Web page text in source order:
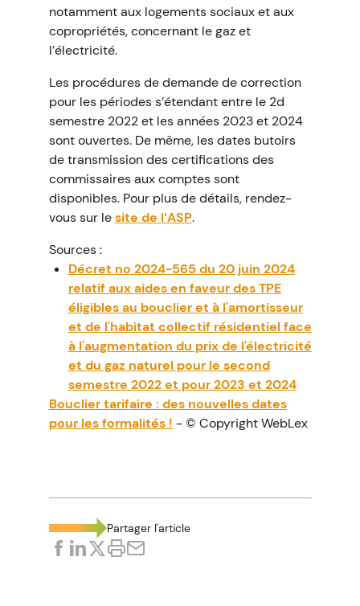
notamment aux logements sociaux et aux
copropriétés, concernant le gaz et
l’électricité.
Les procédures de demande de correction
pour les périodes s’étendant entre le 2d
semestre 2022 et les années 2023 et 2024
sont ouvertes. De même, les dates butoirs
de transmission des certifications des
commissaires aux comptes sont
disponibles. Pour plus de détails, rendez-
vous sur lesite de l’ASP.
Sources :
Décret no 2024-565 du 20 juin 2024
relatif aux aides en faveur des TPE
éligibles au bouclier et à l'amortisseur
et de l'habitat collectif résidentiel face
à l'augmentation du prix de l'électricité
et du gaz naturel pour le second
semestre 2022 et pour 2023 et 2024
Bouclier tarifaire : des nouvelles dates
pour les formalités ! - © Copyright WebLex
Partager l'article